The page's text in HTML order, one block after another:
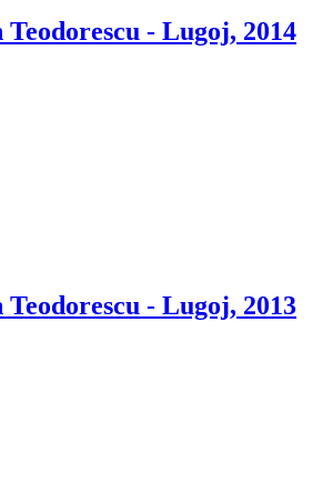
- Lugoj, 2014
Florin Teodorescu - Lugoj, 2014
- Lugoj, 2013
Florin Teodorescu - Lugoj, 2013